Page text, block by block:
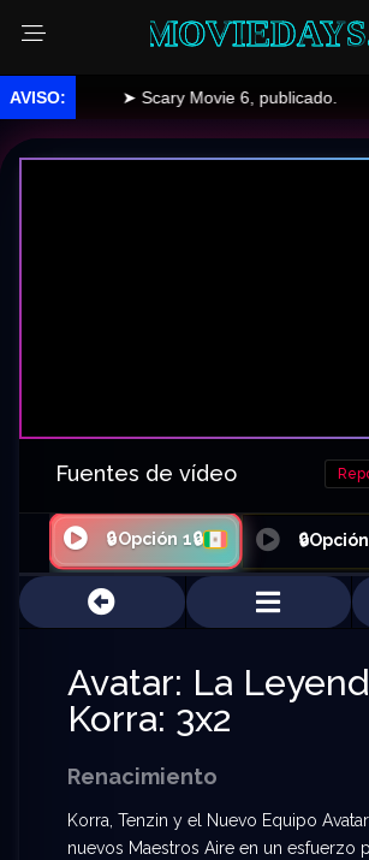
MOVIEDAYS.2
➤ Scary Movie 6, publicado.
Fuentes de vídeo
🔒Opción 1🔒 🔒Opción
Avatar: La
Korra: 3x2
Renacimiento
Korra, Tenzin y el Nuevo Equipo
nuevos Maestros Aire en un esfuerzo